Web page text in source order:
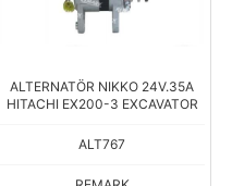
ALTERNATÖR NIKKO 24V.35A
HITACHI EX200-3 EXCAVATOR
ALT767